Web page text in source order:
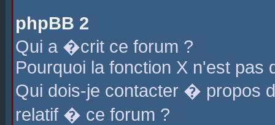
phpBB 2
Qui a �crit ce forum ?
Pourquoi la fonction X n'est pas
Qui dois-je contacter � propos
relatif � ce forum ?